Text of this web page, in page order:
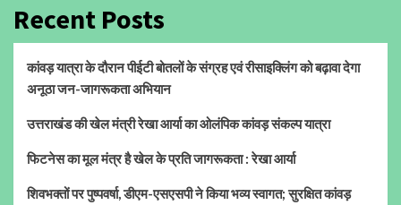
Recent Posts
कांवड़ यात्रा के दौरान पीईटी बोतलों के संग्रह एवं रीसाइक्लिंग को बढ़ावा देगा
अनूठा जन-जागरूकता अभियान
उत्तराखंड की खेल मंत्री रेखा आर्या का ओलंपिक कांवड़ संकल्प यात्रा
फिटनेस का मूल मंत्र है खेल के प्रति जागरूकता : रेखा आर्या
शिवभक्तों पर पुष्पवर्षा, डीएम-एसएसपी ने किया भव्य स्वागत; सुरक्षित कांवड़